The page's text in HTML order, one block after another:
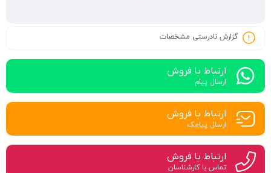
گزارش نادرستی مشخصات
ارتباط با فروش
ارسال پیام
ارتباط با فروش
ارسال پیامک
ارتباط با فروش
تماس با کارشناسان